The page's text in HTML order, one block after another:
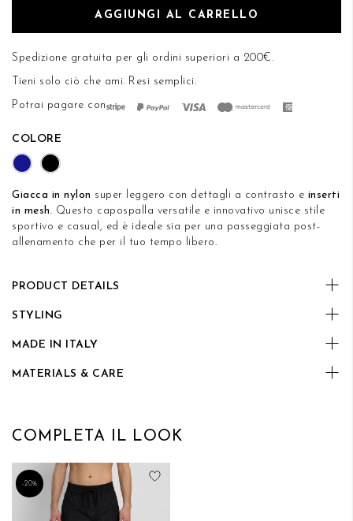
AGGIUNGI AL CARRELLO
Spedizione gratuita per gli ordini superiori a 200€.
Tieni solo ciò che ami. Resi semplici.
Potrai pagare con
COLORE
Giacca in nylon super leggero con dettagli a contrasto e inserti
in mesh. Questo capospalla versatile e innovativo unisce stile
sportivo e casual, ed è ideale sia per una passeggiata post-
allenamento che per il tuo tempo libero.
PRODUCT DETAILS
STYLING
MADE IN ITALY
MATERIALS & CARE
COMPLETA IL LOOK
-20%
Aggiungi alla lista desideri